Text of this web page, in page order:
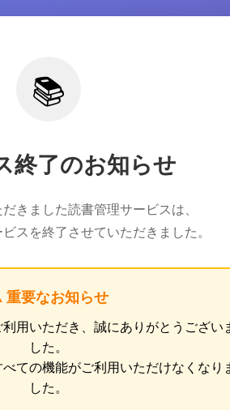
📚
終了のお知らせ
きました読書管理サービスは、
スを終了させていただきました。
要なお知らせ
用いただき、誠にありがとうござい
した。
ての機能がご利用いただけなくなり
した。